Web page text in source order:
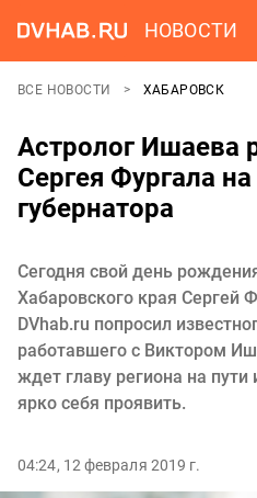
НОВОСТИ
ВСЕ НОВОСТИ ХАБАРОВСК
Астролог Ишаева
Сергея Фургала на
губернатора
Сегодня свой день
Хабаровского края Сергей
DVhab.ru попросил
работавшего с Виктором
ждет главу региона на
ярко себя проявить.
04:24, 12 февраля 2019 г.